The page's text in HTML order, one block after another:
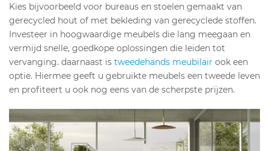
Kies bijvoorbeeld voor bureaus en stoelen gemaakt van
gerecycled hout of met bekleding van gerecyclede stoffen.
Investeer in hoogwaardige meubels die lang meegaan en
vermijd snelle, goedkope oplossingen die leiden tot
vervanging. daarnaast is tweedehands meubilair ook een
optie. Hiermee geeft u gebruikte meubels een tweede leven
en profiteert u ook nog eens van de scherpste prijzen.